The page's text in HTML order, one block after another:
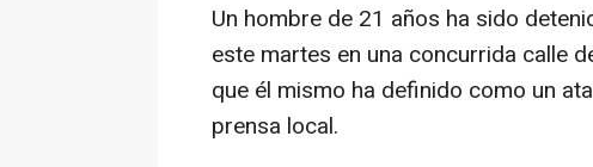
Un hombre de 21 años ha sido
este martes en una concurrida calle
que él mismo ha definido como un
prensa local.